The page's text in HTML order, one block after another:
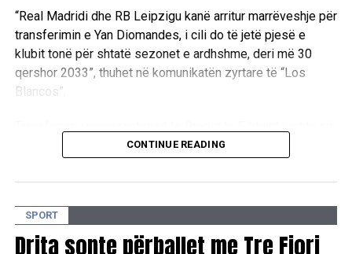
“Real Madridi dhe RB Leipzigu kanë arritur marrëveshje për
transferimin e Yan Diomandes, i cili do të jetë pjesë e
klubit tonë për shtatë sezonet e ardhshme, deri më 30
qershor 2033”, thuhet në komunikatën zyrtare të “Los
Blancos”.
nga temat më të përfolura të merkatos së verës, pasi për
evropiane. Megjithatë, gara u fitua nga Real Madridi, i cili
talentet më premtues të brezit të tij.
CONTINUE READING
SPORT
Drita sonte përballet me Tre Fiori